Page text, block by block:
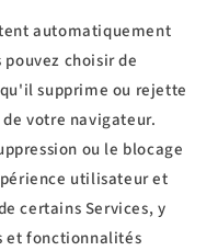
automatiquement
choisir de
supprime ou rejette
votre navigateur.
ou le blocage
utilisateur et
certains Services, y
et fonctionnalités